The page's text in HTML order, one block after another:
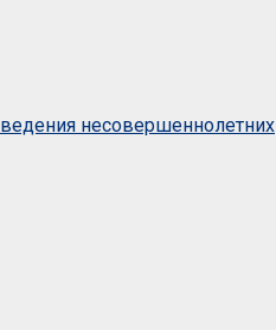
несовершеннолетних